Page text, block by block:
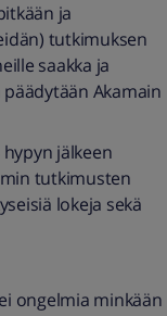
ja
tutkimuksen
saakka ja
Akamain
jälkeen
tutkimusten
lokeja sekä
ongelmia minkään